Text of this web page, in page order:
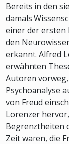
Bereits in den
damals
einer der ersten
den
erkannt. Alfred
erwähnten
Autoren
Psychoanalyse
von Freud
Lorenzer
Begrenztheiten
Zeit waren, die